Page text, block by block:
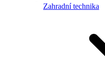
Zahradní technika